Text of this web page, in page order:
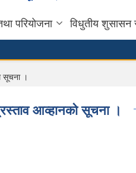
परियोजना विधुतीय शुसासन
सूचना ।
आव्हानको सूचना ।